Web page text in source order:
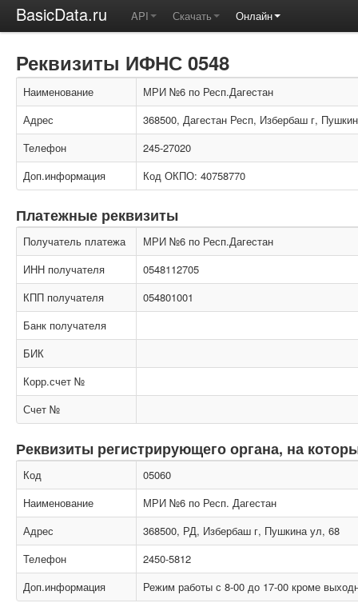
BasicData.ru API Скачать Онлайн
Реквизиты ИФНС 0548
Наименование
МРИ №6 по Респ.Дагестан
Адрес
368500, Дагестан Респ, Избербаш г,
Телефон
245-27020
Доп.информация
Код ОКПО: 40758770
Платежные реквизиты
Получатель платежа
МРИ №6 по Респ.Дагестан
ИНН получателя
0548112705
КПП получателя
054801001
Банк получателя
БИК
Корр.счет №
Счет №
Реквизиты регистрирующего органа, на
Код
05060
Наименование
МРИ №6 по Респ. Дагестан
Адрес
368500, РД, Избербаш г, Пушкина ул, 68
Телефон
2450-5812
Доп.информация
Режим работы с 8-00 до 17-00 кроме